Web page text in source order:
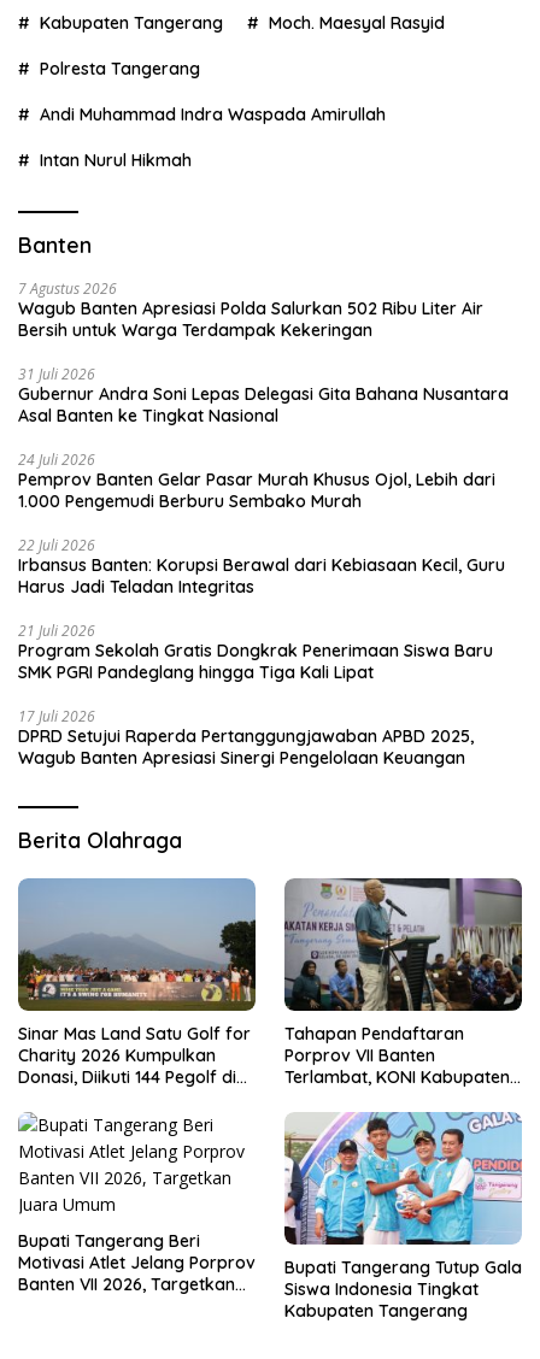
Kabupaten Tangerang Moch. Maesyal Rasyid
Polresta Tangerang
Andi Muhammad Indra Waspada Amirullah
Intan Nurul Hikmah
Banten
7 Agustus 2026
Wagub Banten Apresiasi Polda Salurkan 502 Ribu Liter Air
Bersih untuk Warga Terdampak Kekeringan
31 Juli 2026
Gubernur Andra Soni Lepas Delegasi Gita Bahana Nusantara
Asal Banten ke Tingkat Nasional
24 Juli 2026
Pemprov Banten Gelar Pasar Murah Khusus Ojol, Lebih dari
1.000 Pengemudi Berburu Sembako Murah
22 Juli 2026
Irbansus Banten: Korupsi Berawal dari Kebiasaan Kecil, Guru
Harus Jadi Teladan Integritas
21 Juli 2026
Program Sekolah Gratis Dongkrak Penerimaan Siswa Baru
SMK PGRI Pandeglang hingga Tiga Kali Lipat
17 Juli 2026
DPRD Setujui Raperda Pertanggungjawaban APBD 2025,
Wagub Banten Apresiasi Sinergi Pengelolaan Keuangan
Berita Olahraga
Sinar Mas Land Satu Golf for
Charity 2026 Kumpulkan
Donasi, Diikuti 144 Pegolf di
Tahapan Pendaftaran
Porprov VII Banten
Terlambat, KONI Kabupaten
Kesiapan Panitia
Bupati Tangerang Beri
Motivasi Atlet Jelang Porprov
Banten VII 2026, Targetkan
Bupati Tangerang Tutup Gala
Siswa Indonesia Tingkat
Kabupaten Tangerang